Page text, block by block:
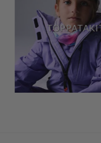
TOPPAHAALARIT